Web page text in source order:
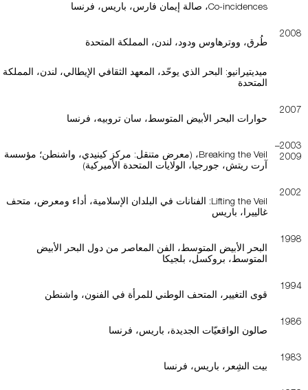
Co-incidences، صالة إيمان فارس، باريس، فرنسا
2008
طُرق، ووترهاوس ودود، لندن، المملكة المتحدة
ميديتيرانيو: البحر الذي يوحّد، المعهد الثقافي الإيطالي، لندن، المملكة
المتحدة
2007
حوارات البحر الأبيض المتوسط، سان تروبيه، فرنسا
2003–
2009
Breaking the Veil، (معرض متنقل: مركز كينيدي، واشنطن؛ مؤسسة
آرت ريتش، جورجيا، الولايات المتحدة الأميركية)
2002
Lifting the Veil: الفنانات في البلدان الإسلامية، أداء ومعرض، متحف
غالييرا، باريس
1998
البحر الأبيض المتوسط، الفن المعاصر من دول البحر الأبيض
المتوسط، بروكسل، بلجيكا
1994
قوى التغيير، المتحف الوطني للمرأة في الفنون، واشنطن
1986
صالون الواقعيّات الجديدة، باريس، فرنسا
1983
بيت الشِعر، باريس، فرنسا